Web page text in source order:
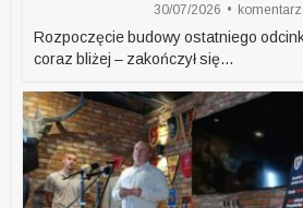
30/07/2026
Rozpoczęcie budowy ostatniego
coraz bliżej – zakończył się...